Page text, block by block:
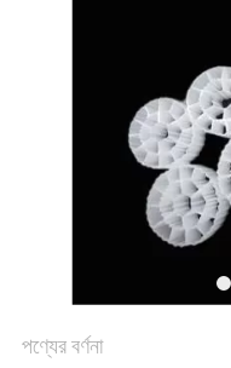
পণ্যের বর্ণনা